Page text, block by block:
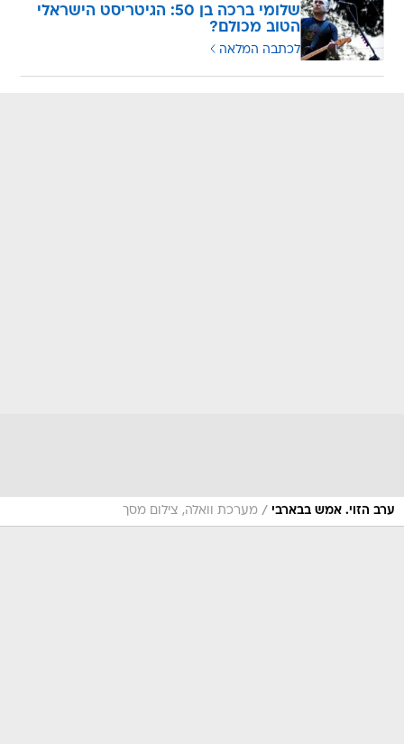
שלומי ברכה בן 50: הגיטריסט הישראלי
הטוב מכולם?
לכתבה המלאה
ערב הזוי. אמש בבארבי / מערכת וואלה, צילום מסך